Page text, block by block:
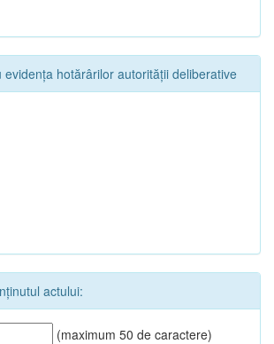
evidența hotărârilor autorității deliberative
actului:
(maximum 50 de caractere)